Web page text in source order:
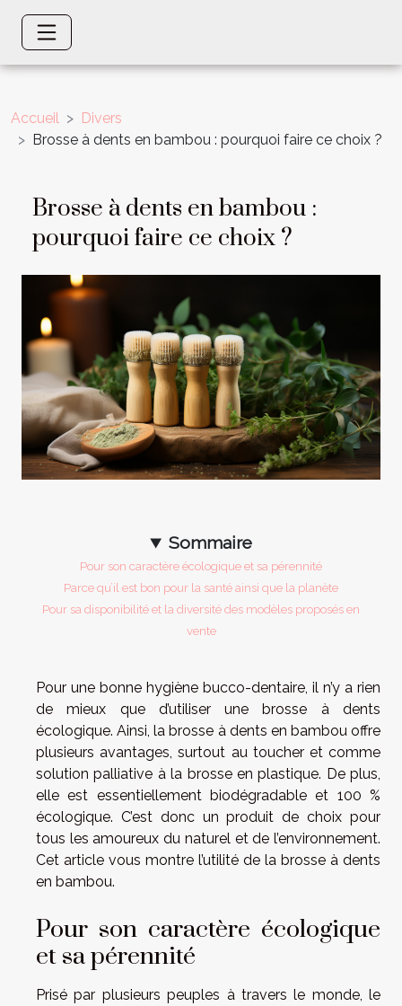
Accueil
Divers
Brosse à dents en bambou : pourquoi faire ce choix ?
Brosse à dents en bambou :
pourquoi faire ce choix ?
Sommaire
Pour son caractère écologique et sa pérennité
Parce qu’il est bon pour la santé ainsi que la planète
Pour sa disponibilité et la diversité des modèles proposés en
vente
Pour une bonne hygiène bucco-dentaire, il n’y a rien
de mieux que d’utiliser une brosse à dents
écologique. Ainsi, la brosse à dents en bambou offre
plusieurs avantages, surtout au toucher et comme
solution palliative à la brosse en plastique. De plus,
elle est essentiellement biodégradable et 100 %
écologique. C’est donc un produit de choix pour
tous les amoureux du naturel et de l’environnement.
Cet article vous montre l’utilité de la brosse à dents
en bambou.
Pour son caractère écologique
et sa pérennité
Prisé par plusieurs peuples à travers le monde, le